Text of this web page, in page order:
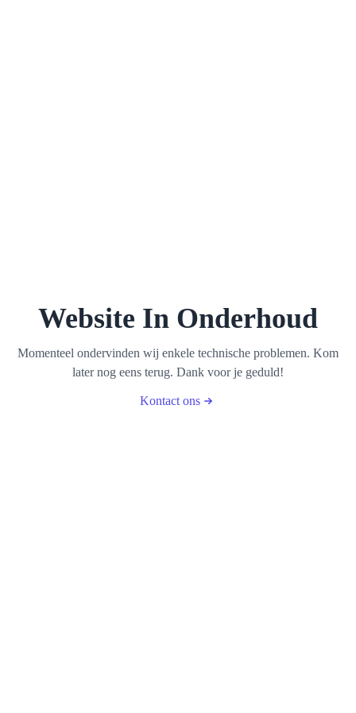
Website In Onderhoud
Momenteel ondervinden wij enkele technische problemen. Kom
later nog eens terug. Dank voor je geduld!
Kontact ons